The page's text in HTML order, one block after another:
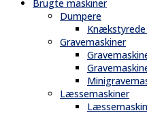
Brugte maskiner
Dumpere
Gravemaskiner
Læssemaskiner